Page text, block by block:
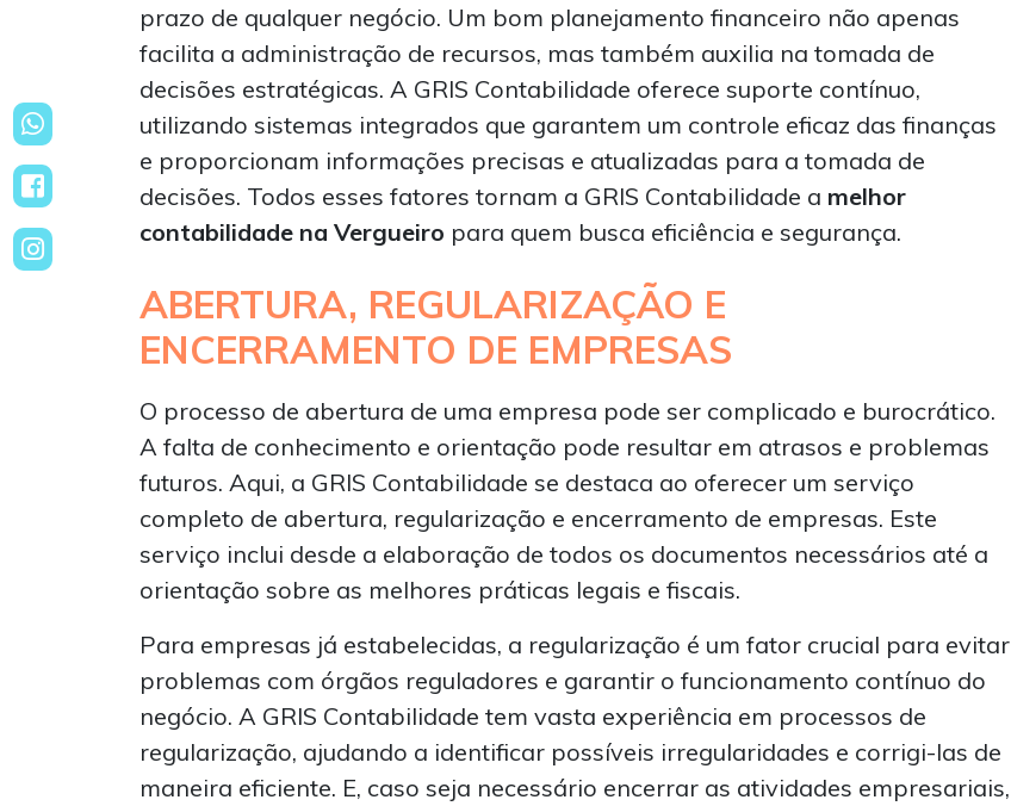
prazo de qualquer negócio. Um bom planejamento financeiro não apenas
facilita a administração de recursos, mas também auxilia na tomada de
decisões estratégicas. A GRIS Contabilidade oferece suporte contínuo,
utilizando sistemas integrados que garantem um controle eficaz das finanças
e proporcionam informações precisas e atualizadas para a tomada de
decisões. Todos esses fatores tornam a GRIS Contabilidade a melhor
contabilidade na Vergueiro para quem busca eficiência e segurança.
ABERTURA, REGULARIZAÇÃO E
ENCERRAMENTO DE EMPRESAS
O processo de abertura de uma empresa pode ser complicado e burocrático.
A falta de conhecimento e orientação pode resultar em atrasos e problemas
futuros. Aqui, a GRIS Contabilidade se destaca ao oferecer um serviço
completo de abertura, regularização e encerramento de empresas. Este
serviço inclui desde a elaboração de todos os documentos necessários até a
orientação sobre as melhores práticas legais e fiscais.
Para empresas já estabelecidas, a regularização é um fator crucial para evitar
problemas com órgãos reguladores e garantir o funcionamento contínuo do
negócio. A GRIS Contabilidade tem vasta experiência em processos de
regularização, ajudando a identificar possíveis irregularidades e corrigi-las de
maneira eficiente. E, caso seja necessário encerrar as atividades empresariais,